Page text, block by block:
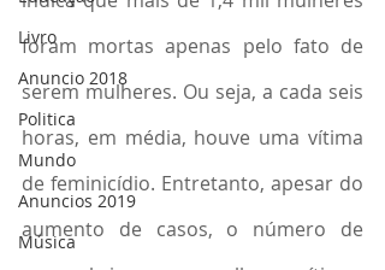
Livro
Anuncio 2018
Politica
Mundo
Anuncios 2019
Música
foram mortas apenas pelo fato de
serem mulheres. Ou seja, a cada seis
horas, em média, houve uma vítima
de feminicídio. Entretanto, apesar do
aumento de casos, o número de